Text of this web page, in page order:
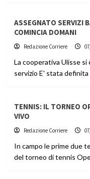
ASSEGNATO SERVIZI
COMINCIA DOMANI
Redazione Corriere
La cooperativa Ulisse si
servizio E' stata
TENNIS: IL TORNEO
VIVO
Redazione Corriere
In campo le prime due
del torneo di tennis